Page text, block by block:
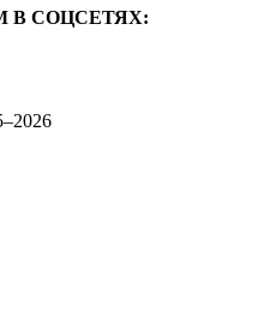
В СОЦСЕТЯХ: